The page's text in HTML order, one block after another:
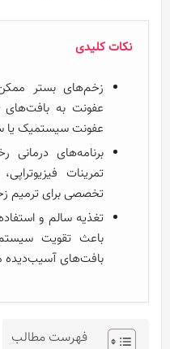
نکات کلیدی
زخم‌های بستر
عفونت به بافت‌های
عفونت سیستمیک یا
برنامه‌های
تمرینات
تخصصی برای ترمیم
تغذیه سالم و
باعث تقویت
بافت‌های
فهرست مطالب